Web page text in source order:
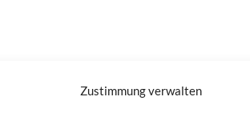
Zustimmung verwalten
des oben genannten Dienstes
Websitebesucher nur nach